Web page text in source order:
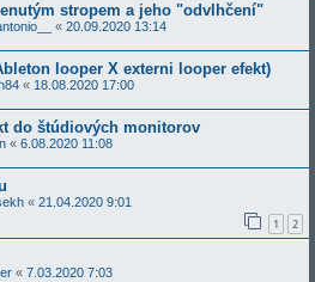
stropem a jeho "odvlhčení"
« 20.09.2020 13:14
looper X externi looper efekt)
« 18.08.2020 17:00
do štúdiových monitorov
« 6.08.2020 11:08
« 21.04.2020 9:01
1 2
« 7.03.2020 7:03